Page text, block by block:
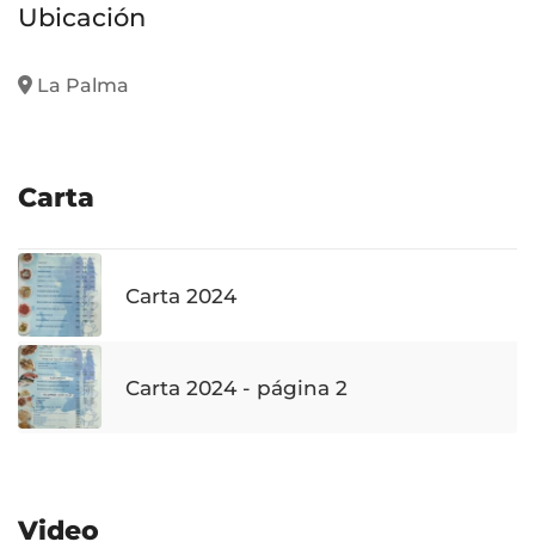
Ubicación
La Palma
Carta
Carta 2024
Carta 2024 - página 2
Video